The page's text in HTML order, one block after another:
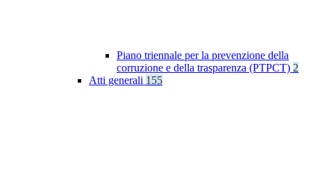
Piano triennale per la prevenzione della
corruzione e della trasparenza (PTPCT) 2
Atti generali 155